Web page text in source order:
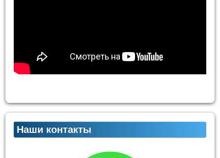
Наши контакты